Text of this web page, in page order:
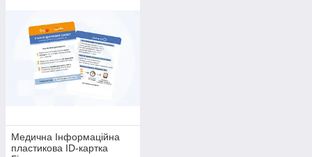
Медична Інформаційна
пластикова ID-картка